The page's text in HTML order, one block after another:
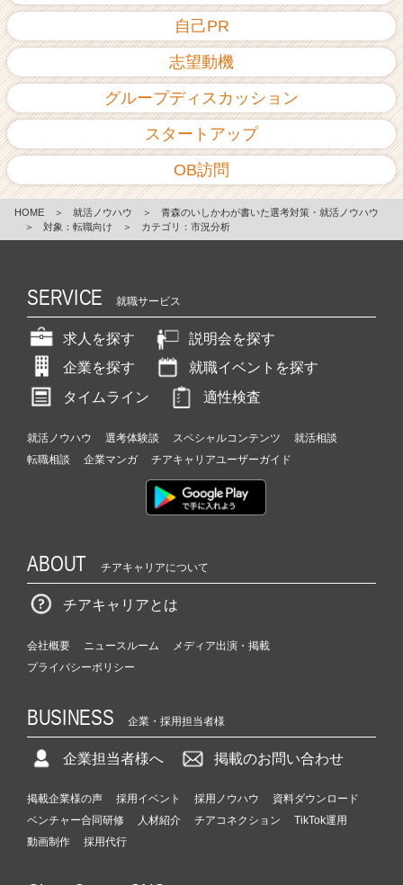
自己PR
志望動機
グループディスカッション
スタートアップ
OB訪問
HOME ＞ 就活ノウハウ ＞
青森のいしかわが書いた選考対策・就活ノウハウ
＞
対象：転職向け ＞ カテゴリ：市況分析
SERVICE 就職サービス
求人を探す
説明会を探す
企業を探す
就職イベントを探す
タイムライン
適性検査
就活ノウハウ 選考体験談 スペシャルコンテンツ
就活相談
転職相談
企業マンガ チアキャリアユーザーガイド
ABOUT チアキャリアについて
チアキャリアとは
会社概要 ニュースルーム
メディア出演・掲載
プライバシーポリシー
BUSINESS 企業・採用担当者様
企業担当者様へ 掲載のお問い合わせ
掲載企業様の声 採用イベント 採用ノウハウ
資料ダウンロード
ベンチャー合同研修
人材紹介 チアコネクション
TikTok運用
動画制作
採用代行